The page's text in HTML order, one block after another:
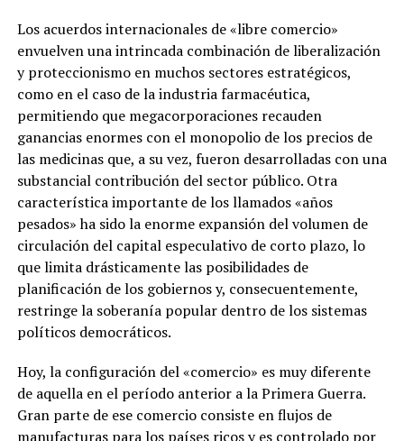
Los acuerdos internacionales de «libre comercio»
envuelven una intrincada combinación de liberalización
y proteccionismo en muchos sectores estratégicos,
como en el caso de la industria farmacéutica,
permitiendo que megacorporaciones recauden
ganancias enormes con el monopolio de los precios de
las medicinas que, a su vez, fueron desarrolladas con una
substancial contribución del sector público. Otra
característica importante de los llamados «años
pesados» ha sido la enorme expansión del volumen de
circulación del capital especulativo de corto plazo, lo
que limita drásticamente las posibilidades de
planificación de los gobiernos y, consecuentemente,
restringe la soberanía popular dentro de los sistemas
políticos democráticos.
Hoy, la configuración del «comercio» es muy diferente
de aquella en el período anterior a la Primera Guerra.
Gran parte de ese comercio consiste en flujos de
manufacturas para los países ricos y es controlado por